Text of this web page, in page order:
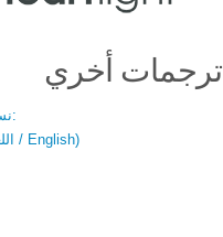
ترجمات أخري
نسخة باللغتين:
(اللغة العربية / English)